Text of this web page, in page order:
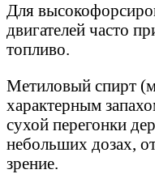
Для
двигателей часто
топливо.
Метиловый спирт
характерным
сухой перегонки
небольших дозах,
зрение.